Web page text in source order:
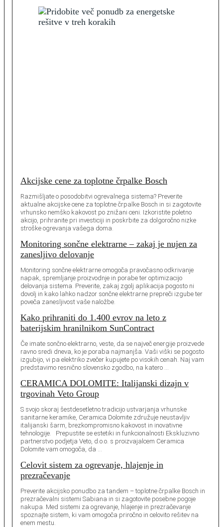
Akcijske cene za toplotne črpalke Bosch
Razmišljate o posodobitvi ogrevalnega sistema? Preverite
aktualne akcijske cene za toplotne črpalke Bosch in si zagotovite
vrhunsko nemško kakovost po znižani ceni. Izkoristite poletno
akcijo, prihranite pri investiciji in poskrbite za dolgoročno nizke
stroške ogrevanja vašega doma.
Monitoring sončne elektrarne – zakaj je nujen za
zanesljivo delovanje
Monitoring sončne elektrarne omogoča pravočasno odkrivanje
napak, spremljanje proizvodnje in porabe ter optimizacijo
delovanja sistema. Preverite, zakaj zgolj aplikacija pogosto ni
dovolj in kako lahko nadzor sončne elektrarne prepreči izgube ter
poveča zanesljivost vaše naložbe.
Kako prihraniti do 1.400 evrov na leto z
baterijskim hranilnikom SunContract
Če imate sončno elektrarno, veste, da se največ energije proizvede
ravno sredi dneva, ko je poraba najmanjša. Vaši viški se pogosto
izgubijo, vi pa elektriko zvečer kupujete po visokih cenah. Naj vam
predstavimo resnično slovensko zgodbo, na katero …
CERAMICA DOLOMITE: Italijanski dizajn v
trgovinah Veto Group
S svojo skoraj šestdesetletno tradicijo ustvarjanja vrhunske
sanitarne keramike, Ceramica Dolomite združuje neustavljiv
italijanski šarm, brezkompromisno kakovost in inovativne
tehnologije. Prepustite se estetiki in funkcionalnosti Ekskluzivno
partnerstvo podjetja Veto, d.o.o. s proizvajalcem Ceramica
Dolomite vam omogoča, da …
Celovit sistem za ogrevanje, hlajenje in
prezračevanje
Preverite akcijsko ponudbo za tandem – toplotne črpalke Bosch in
prezračevalni sistemi Sabiana in si zagotovite posebne pogoje
nakupa. Med sistemi za ogrevanje, hlajenje in prezračevanje
spoznajte sistem, ki vam omogoča priročno in celovito rešitev na
enem mestu.